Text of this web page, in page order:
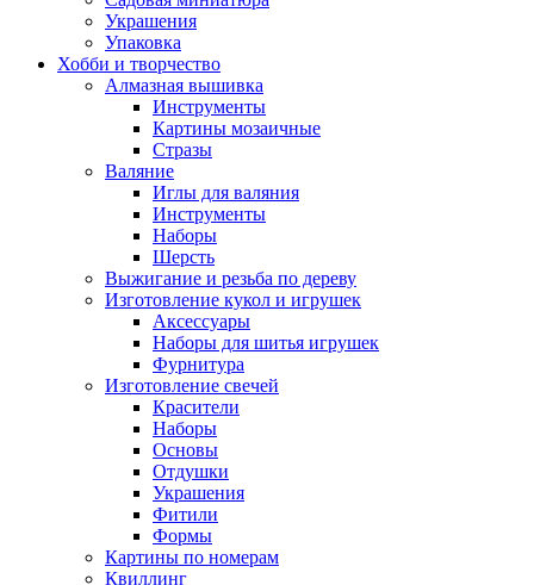
Украшения
Упаковка
Хобби и творчество
Алмазная вышивка
Инструменты
Картины мозаичные
Стразы
Валяние
Иглы для валяния
Инструменты
Наборы
Шерсть
Выжигание и резьба по дереву
Изготовление кукол и игрушек
Аксессуары
Наборы для шитья игрушек
Фурнитура
Изготовление свечей
Красители
Наборы
Основы
Отдушки
Украшения
Фитили
Формы
Картины по номерам
Квиллинг